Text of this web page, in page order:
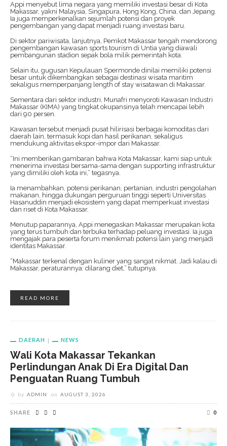
Appi menyebut lima negara yang memiliki investasi besar di Kota
Makassar, yakni Malaysia, Singapura, Hong Kong, China, dan Jepang.
Ia juga memperkenalkan sejumlah potensi dan proyek
pengembangan yang dapat menjadi ruang investasi baru.
Di sektor pariwisata, lanjutnya, Pemkot Makassar tengah mendorong
pengembangan kawasan sports tourism di Untia yang diawali
pembangunan stadion sepak bola milik pemerintah kota.
Selain itu, gugusan Kepulauan Spermonde dinilai memiliki potensi
besar untuk dikembangkan sebagai destinasi wisata maritim
sekaligus memperpanjang length of stay wisatawan di Makassar.
Sementara dari sektor industri, Munafri menyoroti Kawasan Industri
Makassar (KIMA) yang tingkat okupansinya telah mencapai lebih
dari 90 persen.
Kawasan tersebut menjadi pusat hilirisasi berbagai komoditas dari
daerah lain, termasuk kopi dan hasil perikanan, sekaligus
mendukung aktivitas ekspor-impor dari Makassar.
“Ini memberikan gambaran bahwa Kota Makassar, kami siap untuk
menerima investasi bersama-sama dengan supporting infrastruktur
yang dimiliki oleh kota ini,” tegasnya.
Ia menambahkan, potensi perikanan, pertanian, industri pengolahan
makanan, hingga dukungan perguruan tinggi seperti Universitas
Hasanuddin menjadi ekosistem yang dapat memperkuat investasi
dan riset di Kota Makassar.
Menutup paparannya, Appi menegaskan Makassar merupakan kota
yang terus tumbuh dan terbuka terhadap peluang investasi. Ia juga
mengajak para peserta forum menikmati potensi lain yang menjadi
identitas Makassar.
“Makassar terkenal dengan kuliner yang sangat nikmat. Jadi kalau di
Makassar, peraturannya: dilarang diet,” tutupnya.
READ MORE
DAERAH NEWS
Wali Kota Makassar Tekankan
Perlindungan Anak Di Era Digital Dan
Penguatan Ruang Tumbuh
by ADMIN on AUGUST 3, 2026
SHARE 0